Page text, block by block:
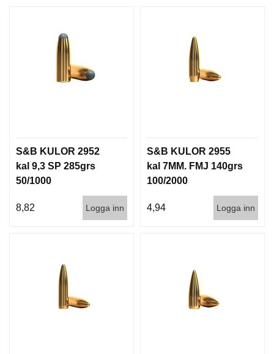
S&B KULOR 2952
kal 9,3 SP 285grs
50/1000
8,82 Logga inn
S&B KULOR 2955
kal 7MM. FMJ 140grs
100/2000
4,94 Logga inn
P
E
N
V
Å
D